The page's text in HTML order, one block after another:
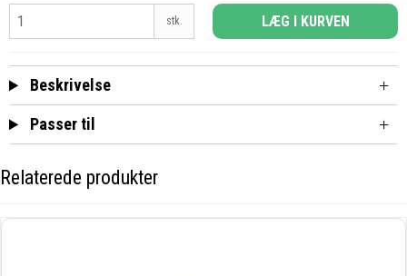
stk. LÆG I KURVEN
Beskrivelse
Passer til
Relaterede produkter